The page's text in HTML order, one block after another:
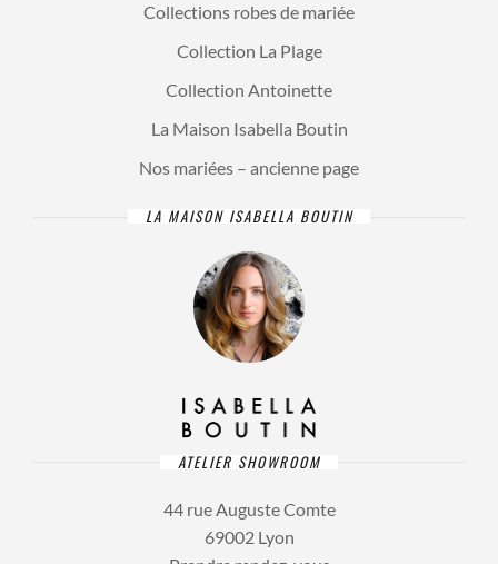
Collections robes de mariée
Collection La Plage
Collection Antoinette
La Maison Isabella Boutin
Nos mariées – ancienne page
LA MAISON ISABELLA BOUTIN
ATELIER SHOWROOM
44 rue Auguste Comte
69002 Lyon